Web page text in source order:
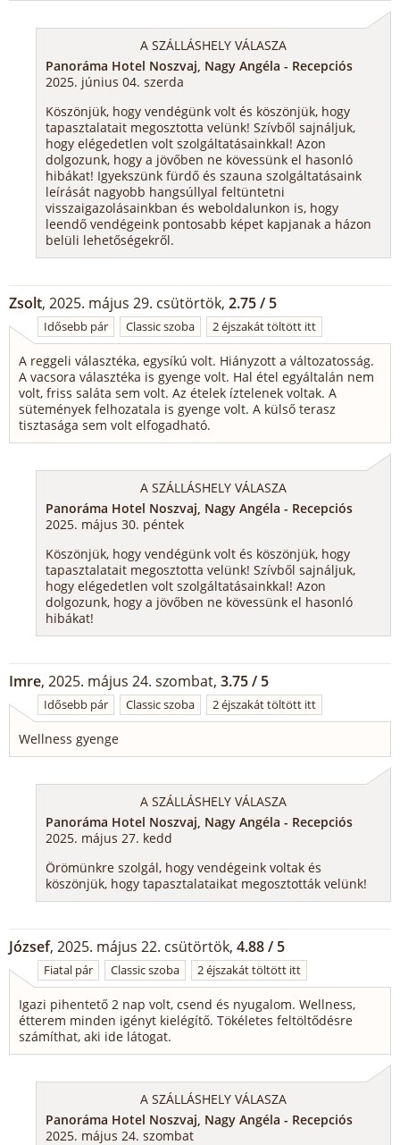
A SZÁLLÁSHELY VÁLASZA
Panoráma Hotel Noszvaj, Nagy Angéla - Recepciós
2025. június 04. szerda
Köszönjük, hogy vendégünk volt és köszönjük, hogy
tapasztalatait megosztotta velünk! Szívből sajnáljuk,
hogy elégedetlen volt szolgáltatásainkkal! Azon
dolgozunk, hogy a jövőben ne kövessünk el hasonló
hibákat! Igyekszünk fürdő és szauna szolgáltatásaink
leírását nagyobb hangsúllyal feltüntetni
visszaigazolásainkban és weboldalunkon is, hogy
leendő vendégeink pontosabb képet kapjanak a házon
belüli lehetőségekről.
Zsolt, 2025. május 29. csütörtök, 2.75 / 5
Idősebb pár Classic szoba 2 éjszakát töltött itt
A reggeli választéka, egysíkú volt. Hiányzott a változatosság.
A vacsora választéka is gyenge volt. Hal étel egyáltalán nem
volt, friss saláta sem volt. Az ételek íztelenek voltak. A
sütemények felhozatala is gyenge volt. A külső terasz
tisztasága sem volt elfogadható.
A SZÁLLÁSHELY VÁLASZA
Panoráma Hotel Noszvaj, Nagy Angéla - Recepciós
2025. május 30. péntek
Köszönjük, hogy vendégünk volt és köszönjük, hogy
tapasztalatait megosztotta velünk! Szívből sajnáljuk,
hogy elégedetlen volt szolgáltatásainkkal! Azon
dolgozunk, hogy a jövőben ne kövessünk el hasonló
hibákat!
Imre, 2025. május 24. szombat, 3.75 / 5
Idősebb pár Classic szoba 2 éjszakát töltött itt
Wellness gyenge
A SZÁLLÁSHELY VÁLASZA
Panoráma Hotel Noszvaj, Nagy Angéla - Recepciós
2025. május 27. kedd
Örömünkre szolgál, hogy vendégeink voltak és
köszönjük, hogy tapasztalataikat megosztották velünk!
József, 2025. május 22. csütörtök, 4.88 / 5
Fiatal pár Classic szoba 2 éjszakát töltött itt
Igazi pihentető 2 nap volt, csend és nyugalom. Wellness,
étterem minden igényt kielégítő. Tökéletes feltöltődésre
számíthat, aki ide látogat.
A SZÁLLÁSHELY VÁLASZA
Panoráma Hotel Noszvaj, Nagy Angéla - Recepciós
2025. május 24. szombat